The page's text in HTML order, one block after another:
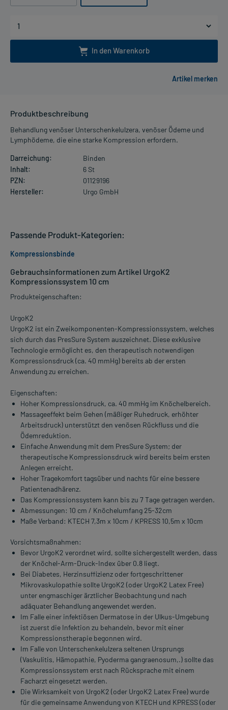
In den Warenkorb
Produktbeschreibung
Behandlung venöser Unterschenkelulzera, venöser Ödeme und
Lymphödeme, die eine starke Kompression erfordern.
Darreichung:
Binden
Inhalt:
6 St
PZN:
01129196
Hersteller:
Urgo GmbH
Gebrauchsinformationen zum Artikel UrgoK2
Kompressionssystem 10 cm
Produkteigenschaften:
UrgoK2
UrgoK2 ist ein Zweikomponenten-Kompressionssystem, welches
sich durch das PresSure System auszeichnet. Diese exklusive
Technologie ermöglicht es, den therapeutisch notwendigen
Kompressionsdruck (ca. 40 mmHg) bereits ab der ersten
Anwendung zu erreichen.
Eigenschaften:
Hoher Kompressionsdruck, ca. 40 mmHg im Knöchelbereich.
Massageeffekt beim Gehen (mäßiger Ruhedruck, erhöhter
Arbeitsdruck) unterstützt den venösen Rückfluss und die
Ödemreduktion.
Einfache Anwendung mit dem PresSure System; der
therapeutische Kompressionsdruck wird bereits beim ersten
Anlegen erreicht.
Hoher Tragekomfort tagsüber und nachts für eine bessere
Patientenadhärenz.
Das Kompressionssystem kann bis zu 7 Tage getragen werden.
Abmessungen: 10 cm / Knöchelumfang 25-32cm
Maße Verband: KTECH 7,3m x 10cm / KPRESS 10,5m x 10cm
Vorsichtsmaßnahmen:
Bevor UrgoK2 verordnet wird, sollte sichergestellt werden, dass
der Knöchel-Arm-Druck-Index über 0.8 liegt.
Bei Diabetes, Herzinsuffizienz oder fortgeschrittener
Mikrovaskulopathie sollte UrgoK2 (oder UrgoK2 Latex Free)
unter engmaschiger ärztlicher Beobachtung und nach
adäquater Behandlung angewendet werden.
Im Falle einer infektiösen Dermatose in der Ulkus-Umgebung
ist zuerst die Infektion zu behandeln, bevor mit einer
Kompressionstherapie begonnen wird.
Im Falle von Unterschenkelulzera seltenen Ursprungs
(Vaskulitis, Hämopathie, Pyoderma gangraenosum,.) sollte das
Kompressionssystem erst nach Rücksprache mit einem
Facharzt eingesetzt werden.
Die Wirksamkeit von UrgoK2 (oder UrgoK2 Latex Free) wurde
für die gemeinsame Anwendung von KTECH und KPRESS (oder
Passende Produkt-Kategorien:
Kompressionsbinde